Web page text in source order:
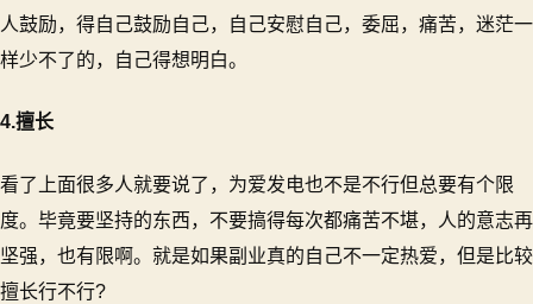
人鼓励，得自己鼓励自己，自己安慰自己，委屈，痛苦，迷茫一
样少不了的，自己得想明白。
4.擅长
看了上面很多人就要说了，为爱发电也不是不行但总要有个限
度。毕竟要坚持的东西，不要搞得每次都痛苦不堪，人的意志再
坚强，也有限啊。就是如果副业真的自己不一定热爱，但是比较
擅长行不行?